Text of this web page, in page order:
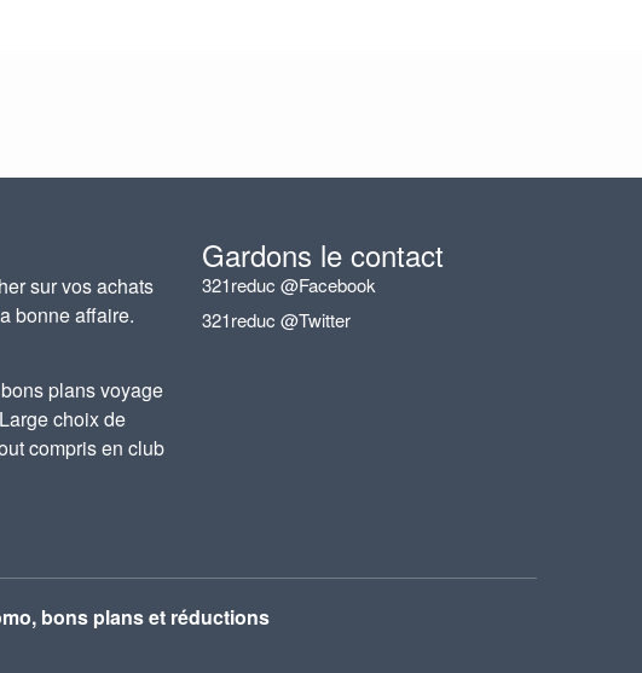
sur vos achats
bonne affaire.
plans voyage
choix de
compris en club
Gardons le contact
321reduc @Facebook
321reduc @Twitter
bons plans et réductions